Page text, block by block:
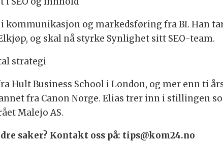
kommunikasjon og markedsføring fra BI. Han
og skal nå styrke Synlighet sitt SEO-team.
strategi
Hult Business School i London, og mer enn ti
fra Canon Norge. Elias trer inn i stillingen
Malejo AS.
saker? Kontakt oss på: tips@kom24.no